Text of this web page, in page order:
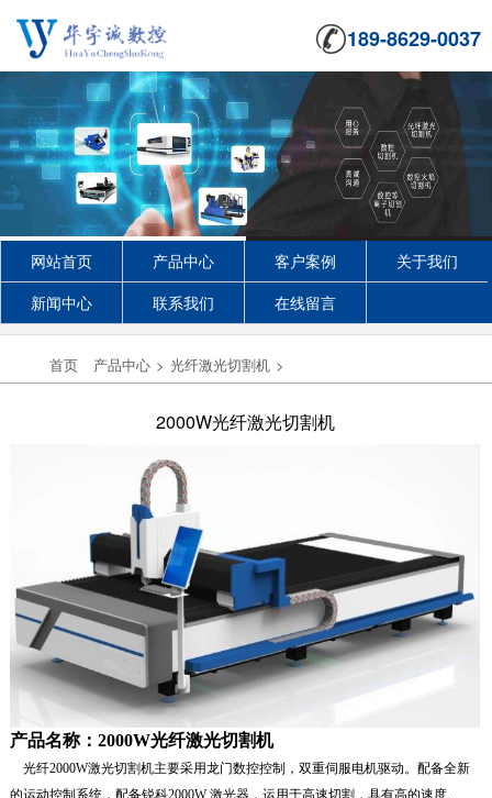
189-8629-0037
网站首页 产品中心 客户案例
关于我们
新闻中心
联系我们 在线留言
首页 产品中心 > 光纤激光切割机 >
2000W光纤激光切割机
产品名称：2000W光纤激光切割机
光纤2000W激光切割机主要采用龙门数控控制，双重伺服电机驱动。配备全新
的运动控制系统，配备锐科2000W 激光器，运用于高速切割，具有高的速度、